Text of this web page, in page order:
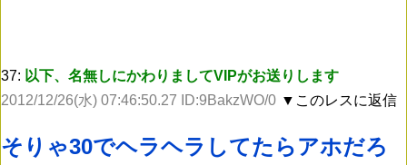
37: 以下、名無しにかわりましてVIPがお送りします
2012/12/26(水) 07:46:50.27 ID:9BakzWO/0 ▼このレスに返信
そりゃ30でヘラヘラしてたらアホだろ